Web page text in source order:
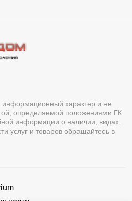
информационный характер и не
определяемой положениями ГК
информации о наличии, видах,
услуг и товаров обращайтесь в